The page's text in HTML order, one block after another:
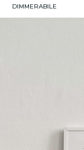
DIMMERABILE